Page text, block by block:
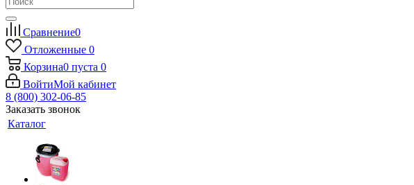
Сравнение0
Отложенные 0
Корзина0 пуста 0
ВойтиМой кабинет
8 (800) 302-06-85
Заказать звонок
Каталог